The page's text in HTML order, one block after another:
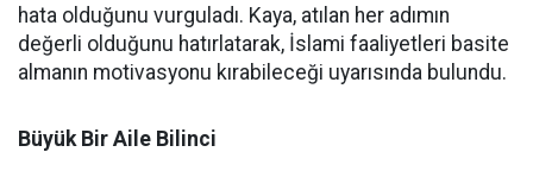
hata olduğunu vurguladı. Kaya, atılan her adımın
değerli olduğunu hatırlatarak, İslami faaliyetleri basite
almanın motivasyonu kırabileceği uyarısında bulundu.
Büyük Bir Aile Bilinci